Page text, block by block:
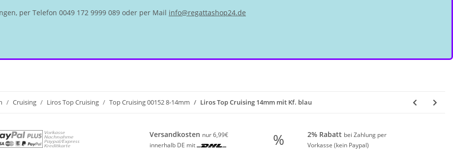
per Telefon 0049 172 9999 089 oder per Mail info@regattashop24.de
Cruising Liros Top Cruising Top Cruising 00152 8-14mm Liros Top Cruising 14mm mit Kf. blau
Versandkosten nur 6,99€
innerhalb DE mit
% 2% Rabatt bei Zahlung per
Vorkasse (kein Paypal)